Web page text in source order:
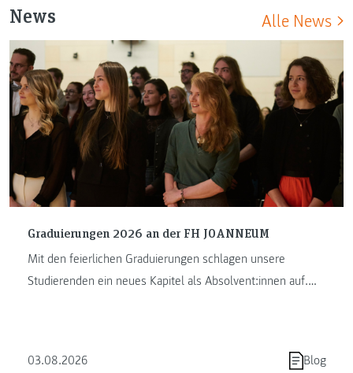
News Alle News
Graduierungen 2026 an der FH JOANNEUM
Mit den feierlichen Graduierungen schlagen unsere
Studierenden ein neues Kapitel als Absolvent:innen auf.
03.08.2026 Blog